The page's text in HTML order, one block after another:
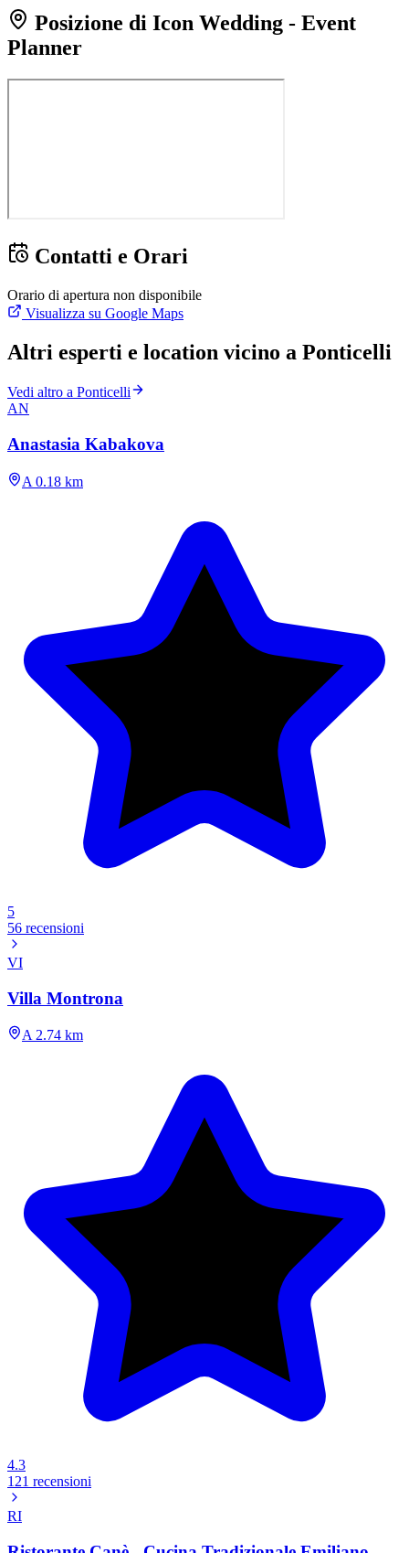
Posizione di Icon Wedding - Event
Planner
Contatti e Orari
Orario di apertura non disponibile
Visualizza su Google Maps
Altri esperti e location vicino a Ponticelli
Vedi altro a Ponticelli
AN
Anastasia Kabakova
A 0.18 km
5
56 recensioni
VI
Villa Montrona
A 2.74 km
4.3
121 recensioni
RI